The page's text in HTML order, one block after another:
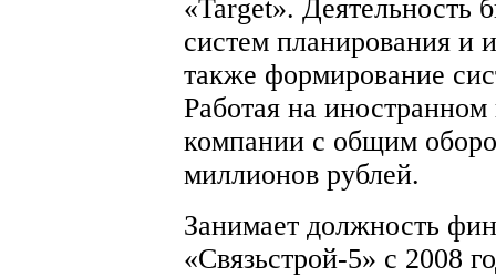
«Target». Деятельность
систем планирования и
также формирование
Работая на
компании с общим
миллионов рублей.
Занимает должность
«Связьстрой-5» с 2008